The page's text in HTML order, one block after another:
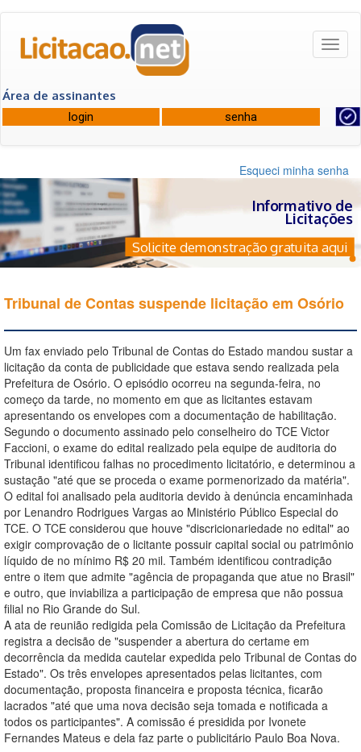
Área de assinantes
Esqueci minha senha
Informativo de
Licitações
Solicite demonstração gratuita aqui
Tribunal de Contas suspende licitação em Osório
Um fax enviado pelo Tribunal de Contas do Estado mandou sustar a
licitação da conta de publicidade que estava sendo realizada pela
Prefeitura de Osório. O episódio ocorreu na segunda-feira, no
começo da tarde, no momento em que as licitantes estavam
apresentando os envelopes com a documentação de habilitação.
Segundo o documento assinado pelo conselheiro do TCE Victor
Faccioni, o exame do edital realizado pela equipe de auditoria do
Tribunal identificou falhas no procedimento licitatório, e determinou a
sustação "até que se proceda o exame pormenorizado da matéria".
O edital foi analisado pela auditoria devido à denúncia encaminhada
por Lenandro Rodrigues Vargas ao Ministério Público Especial do
TCE. O TCE considerou que houve "discricionariedade no edital" ao
exigir comprovação de o licitante possuir capital social ou patrimônio
líquido de no mínimo R$ 20 mil. Também identificou contradição
entre o item que admite "agência de propaganda que atue no Brasil"
e outro, que inviabiliza a participação de empresa que não possua
filial no Rio Grande do Sul.
A ata de reunião redigida pela Comissão de Licitação da Prefeitura
registra a decisão de "suspender a abertura do certame em
decorrência da medida cautelar expedida pelo Tribunal de Contas do
Estado". Os três envelopes apresentados pelas licitantes, com
documentação, proposta financeira e proposta técnica, ficarão
lacrados "até que uma nova decisão seja tomada e notificada a
todos os participantes". A comissão é presidida por Ivonete
Fernandes Mateus e dela faz parte o publicitário Paulo Boa Nova.